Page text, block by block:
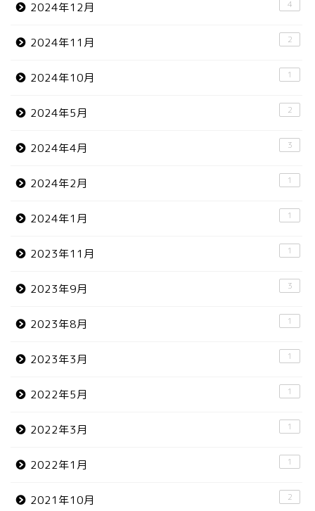
2024年12月 4
2024年11月 2
2024年10月 1
2024年5月 2
2024年4月 3
2024年2月 1
2024年1月 1
2023年11月 1
2023年9月 3
2023年8月 1
2023年3月 1
2022年5月 1
2022年3月 1
2022年1月 1
2021年10月 2